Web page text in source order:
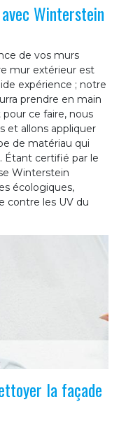
Winterstein
de vos murs
mur extérieur est
expérience ; notre
prendre en main
ce faire, nous
et allons appliquer
de matériau qui
Étant certifié par le
Winterstein
écologiques,
contre les UV du
la façade